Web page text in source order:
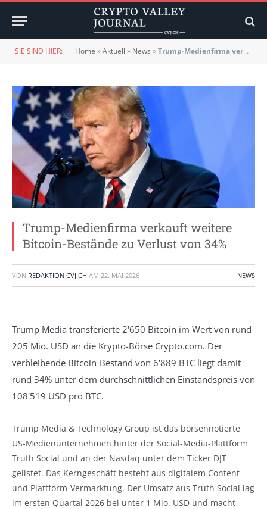
SIE SIND HIER: Home »Aktuell » News »Trump-Medienfirma verkauft weitere Bitcoin-Bestände zu Verlust von 34%
Trump-Medienfirma verkauft weitere
Bitcoin-Bestände zu Verlust von 34%
VON REDAKTION CVJ.CH AM 22. MAI 2026 NEWS
Trump Media transferierte 2'650 Bitcoin im Wert von rund
205 Mio. USD an die Krypto-Börse Crypto.com. Der
verbleibende Bitcoin-Bestand von 6'889 BTC liegt damit
rund 34% unter dem durchschnittlichen Einstandspreis von
108'519 USD pro BTC.
Trump Media & Technology Group ist das börsennotierte
US-Medienunternehmen hinter der Social-Media-Plattform
Truth Social und an der Nasdaq unter dem Ticker DJT
gelistet. Das Kerngeschäft besteht aus digitalem Content
und Plattform-Vermarktung. Der Umsatz aus Truth Social lag
im ersten Quartal 2026 bei unter 1 Mio. USD und macht